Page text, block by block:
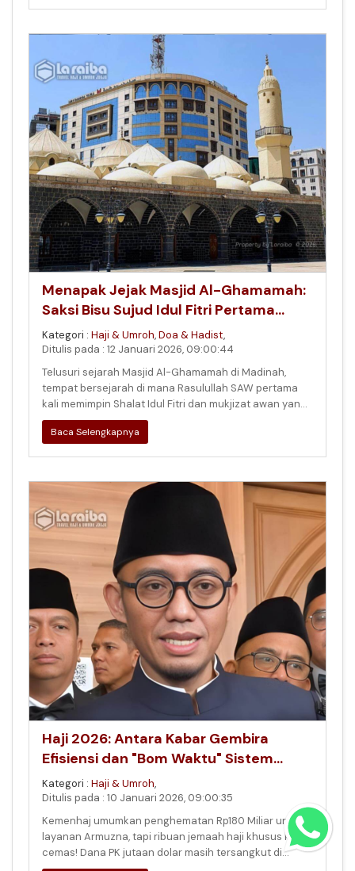
Menapak Jejak Masjid Al-Ghamamah:
Saksi Bisu Sujud Idul Fitri Pertama
Rasulullah SAW
Kategori : Haji & Umroh,Doa & Hadist,
Ditulis pada : 12 Januari 2026, 09:00:44
Telusuri sejarah Masjid Al-Ghamamah di Madinah,
tempat bersejarah di mana Rasulullah SAW pertama
kali memimpin Shalat Idul Fitri dan mukjizat awan yang
menaungi doa beliau. Si
Baca Selengkapnya
Haji 2026: Antara Kabar Gembira
Efisiensi dan "Bom Waktu" Sistem
Digital
Kategori : Haji & Umroh,
Ditulis pada : 10 Januari 2026, 09:00:35
Kemenhaj umumkan penghematan Rp180 Miliar untuk
layanan Armuzna, tapi ribuan jemaah haji khusus kini
cemas! Dana PK jutaan dolar masih tersangkut di